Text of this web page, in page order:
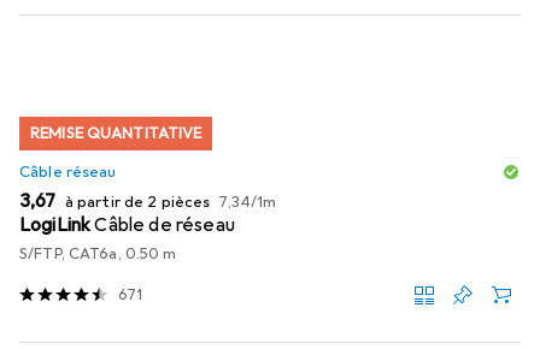
REMISE QUANTITATIVE
Câble réseau
EUR
3,67 à partir de 2 pièces EUR
7,34/1m
LogiLinkCâble de réseau
S/FTP, CAT6a, 0.50 m
671